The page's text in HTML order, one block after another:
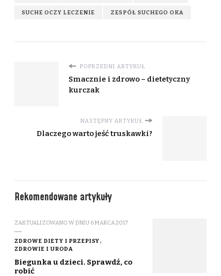
SUCHE OCZY LECZENIE ZESPÓŁ SUCHEGO OKA
POPRZEDNI ARTYKUŁ
Smacznie i zdrowo – dietetyczny
kurczak
NASTĘPNY ARTYKUŁ
Dlaczego warto jeść truskawki?
Rekomendowane artykuły
ZAKTUALIZOWANO W DNIU 6 MARCA 2017
ZDROWE DIETY I PRZEPISY
ZDROWIE I URODA
Biegunka u dzieci. Sprawdź, co
robić